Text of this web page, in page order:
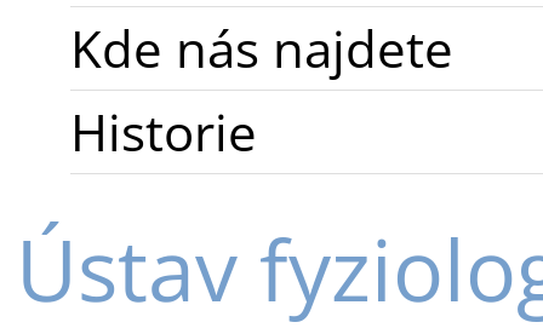
Kde nás najdete
Historie
Ústav